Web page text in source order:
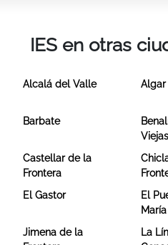
IES en otras
Alcalá del Valle Algar
Barbate
Viejas
Castellar de la
Frontera
El Gastor
El
María
Jimena de la
La